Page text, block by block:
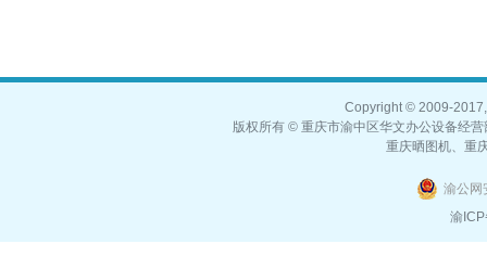
Copyright © 2009-
版权所有 © 重庆市渝中区华文办公设备经
重庆晒图机、重
渝公网
渝